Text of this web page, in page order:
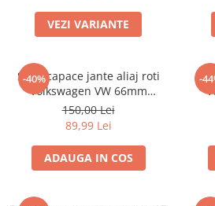
VEZI VARIANTE
-40%
Set 4 capace jante aliaj roti
Volkswagen VW 66mm
5G0601171
150,00 Lei
89,99 Lei
ADAUGA IN COS
-